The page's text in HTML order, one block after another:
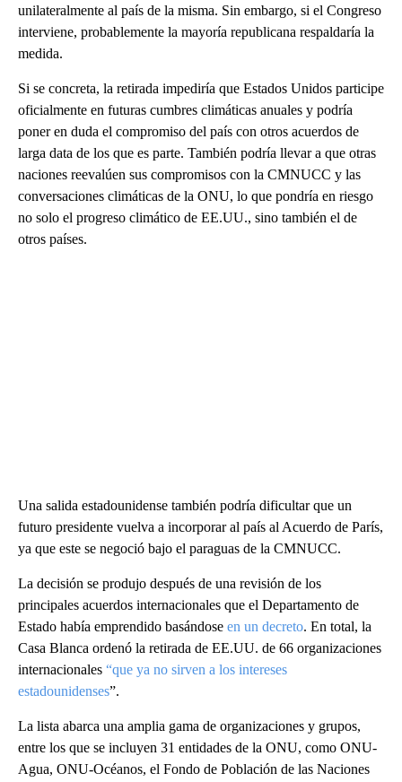
unilateralmente al país de la misma. Sin embargo, si el Congreso
interviene, probablemente la mayoría republicana respaldaría la
medida.
Si se concreta, la retirada impediría que Estados Unidos participe
oficialmente en futuras cumbres climáticas anuales y podría
poner en duda el compromiso del país con otros acuerdos de
larga data de los que es parte. También podría llevar a que otras
naciones reevalúen sus compromisos con la CMNUCC y las
conversaciones climáticas de la ONU, lo que pondría en riesgo
no solo el progreso climático de EE.UU., sino también el de
otros países.
Una salida estadounidense también podría dificultar que un
futuro presidente vuelva a incorporar al país al Acuerdo de París,
ya que este se negoció bajo el paraguas de la CMNUCC.
La decisión se produjo después de una revisión de los
principales acuerdos internacionales que el Departamento de
Estado había emprendido basándose en un decreto. En total, la
Casa Blanca ordenó la retirada de EE.UU. de 66 organizaciones
internacionales “que ya no sirven a los intereses
estadounidenses”.
La lista abarca una amplia gama de organizaciones y grupos,
entre los que se incluyen 31 entidades de la ONU, como ONU-
Agua, ONU-Océanos, el Fondo de Población de las Naciones